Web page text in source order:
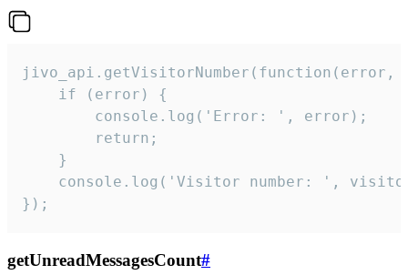
jivo_api.getVisitorNumber(function(error,
    if (error) {
        console.log('Error: ', error);
        return;
    }
console.log('Visitor number: ',
});
getUnreadMessagesCount#